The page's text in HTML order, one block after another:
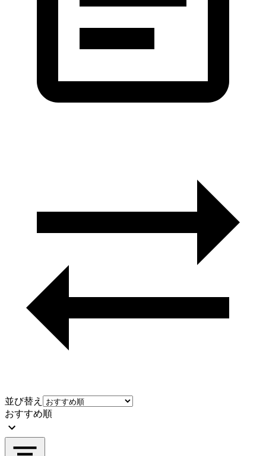
並び替え
おすすめ順